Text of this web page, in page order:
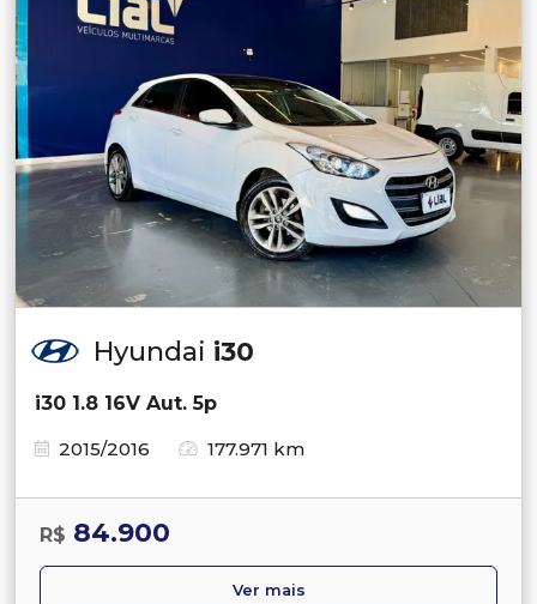
Hyundai i30
i30 1.8 16V Aut. 5p
2015/2016
177.971 km
R$ 84.900
Ver mais